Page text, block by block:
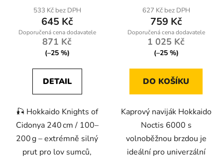
533 Kč bez DPH
645 Kč
871 Kč
(–25 %)
DETAIL
🎣 Hokkaido Knights of
Cidonya 240 cm / 100–
200 g – extrémně silný
prut pro lov sumců,
627 Kč bez DPH
759 Kč
1 025 Kč
(–25 %)
DO KOŠÍKU
Kaprový naviják Hokkaido
Noctis 6000 s
volnoběžnou brzdou je
ideální pro univerzální